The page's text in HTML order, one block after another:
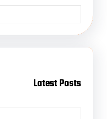
Latest Posts